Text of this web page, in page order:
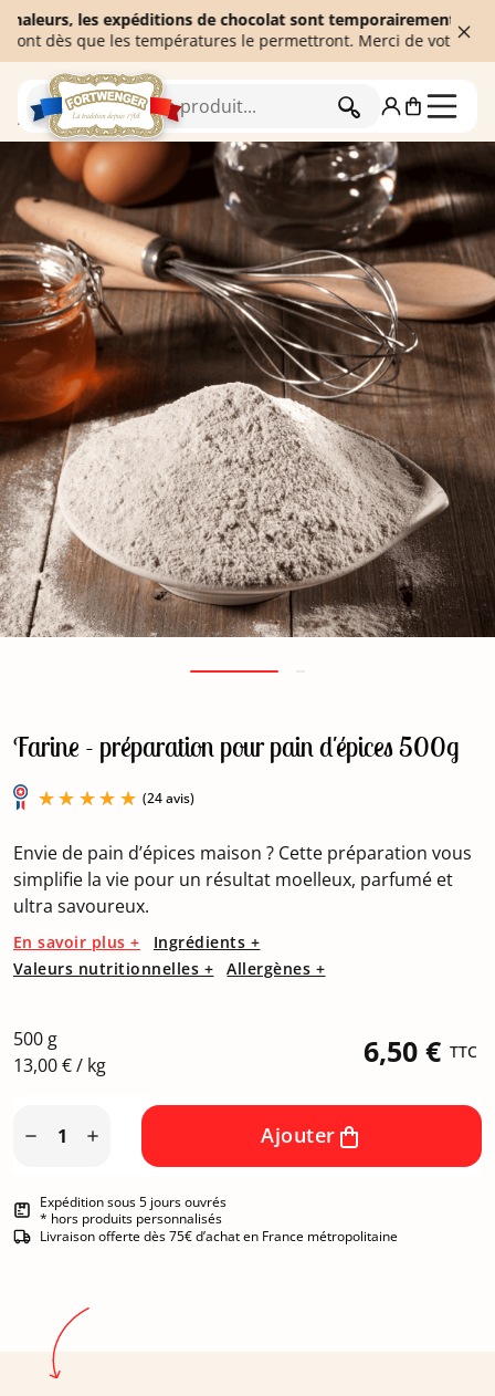
les expéditions de chocolat sont temporairement
que les températures le permettront. Merci de votre
RECHERCHER
Accueil L'épicerie
Farine - préparation pour pain d'épices 500g
(24 avis)
Envie de pain d’épices maison ? Cette préparation vous
simplifie la vie pour un résultat moelleux, parfumé et
ultra savoureux.
En savoir plus +
Ingrédients +
Valeurs nutritionnelles +
Allergènes +
500 g
13,00 € / kg
6,50 € TTC
  Ajouter
Expédition sous 5 jours ouvrés
* hors produits personnalisés
Livraison offerte dès 75€ d’achat en France métropolitaine